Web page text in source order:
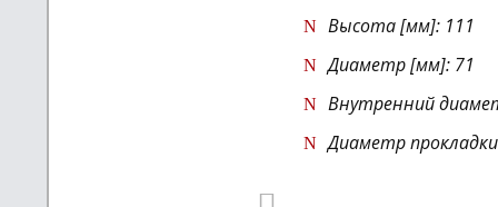
Высота [мм]: 111
Диаметр [мм]: 71
Внутренний
Диаметр